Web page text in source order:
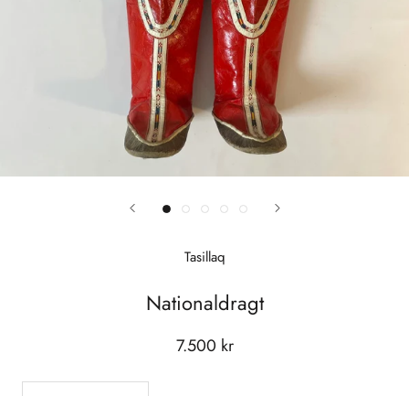
Tasillaq
Nationaldragt
7.500 kr